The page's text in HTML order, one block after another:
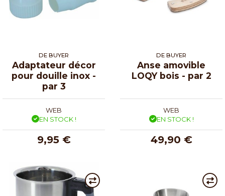
DE BUYER
Adaptateur décor
pour douille inox -
par 3
WEB
EN STOCK !
9,95 €
DE BUYER
Anse amovible
LOQY bois - par 2
WEB
EN STOCK !
49,90 €